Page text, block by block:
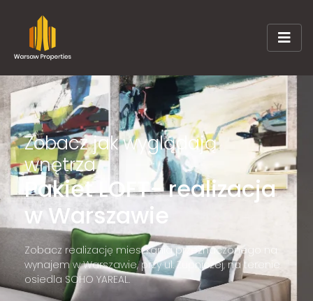
Zobacz jak wyglądają
wnętrza
Pakiet LOFT- realizacja
w Warszawie
Zobacz realizację mieszkania przeznaczonego na
wynajem w Warszawie, przy ul. Żupniczej, na terenie
osiedla SOHO YAREAL.